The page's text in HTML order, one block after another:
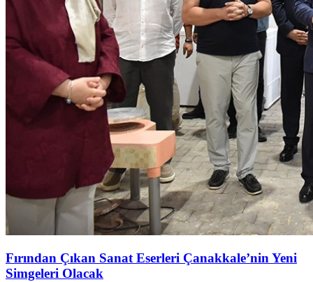
Fırından Çıkan Sanat Eserleri Çanakkale’nin Yeni
Simgeleri Olacak